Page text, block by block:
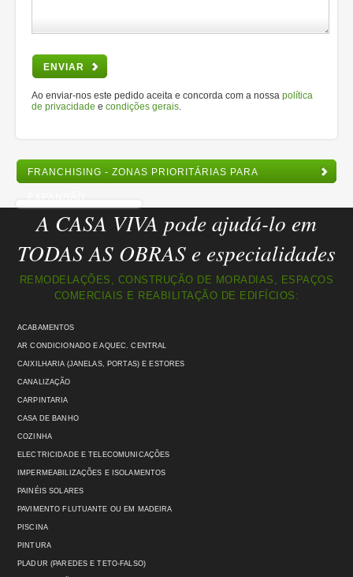
ENVIAR
Ao enviar-nos este pedido aceita e concorda com a nossa política
de privacidade e condições gerais
FRANCHISING - ZONAS PRIORITÁRIAS PARA
EXPANSÃO
A CASA VIVA pode ajudá-lo em
TODAS AS OBRAS e especialidades
REMODELAÇÕES, CONSTRUÇÃO DE MORADIAS, ESPAÇOS
COMERCIAIS E REABILITAÇÃO DE EDIFÍCIOS:
ACABAMENTOS
AR CONDICIONADO E AQUEC. CENTRAL
CAIXILHARIA (JANELAS, PORTAS) E ESTORES
CANALIZAÇÃO
CARPINTARIA
CASA DE BANHO
COZINHA
ELECTRICIDADE E TELECOMUNICAÇÕES
IMPERMEABILIZAÇÕES E ISOLAMENTOS
PAINÉIS SOLARES
PAVIMENTO FLUTUANTE OU EM MADEIRA
PISCINA
PINTURA
PLADUR (PAREDES E TETO-FALSO)